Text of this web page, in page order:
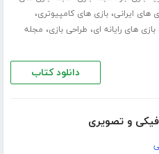
های ایرانی،بازی های کامپیوتری،
بازی های رایانه ای، طراحی بازی، مجله
دانلود کتاب
و تصویری